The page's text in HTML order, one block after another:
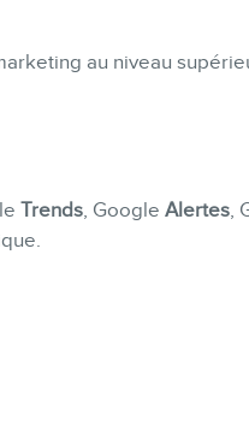
au niveau
Trends, Google Alertes,